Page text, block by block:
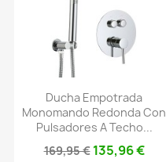
Ducha Empotrada
Monomando Redonda Con
Pulsadores A Techo...
169,95 € 135,96 €